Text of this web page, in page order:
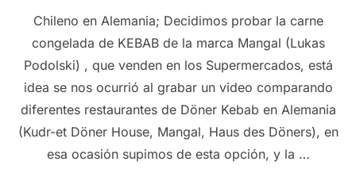
Chileno en Alemania; Decidimos probar la carne
congelada de KEBAB de la marca Mangal (Lukas
Podolski) , que venden en los Supermercados, está
idea se nos ocurrió al grabar un video comparando
diferentes restaurantes de Döner Kebab en Alemania
(Kudr-et Döner House, Mangal, Haus des Döners), en
esa ocasión supimos de esta opción, y la …